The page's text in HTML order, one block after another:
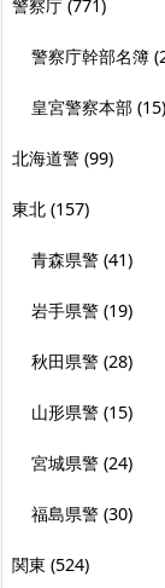
警察庁 (771)
警察庁幹部名簿
皇宮警察本部 (15)
北海道警 (99)
東北 (157)
青森県警 (41)
岩手県警 (19)
秋田県警 (28)
山形県警 (15)
宮城県警 (24)
福島県警 (30)
関東 (524)